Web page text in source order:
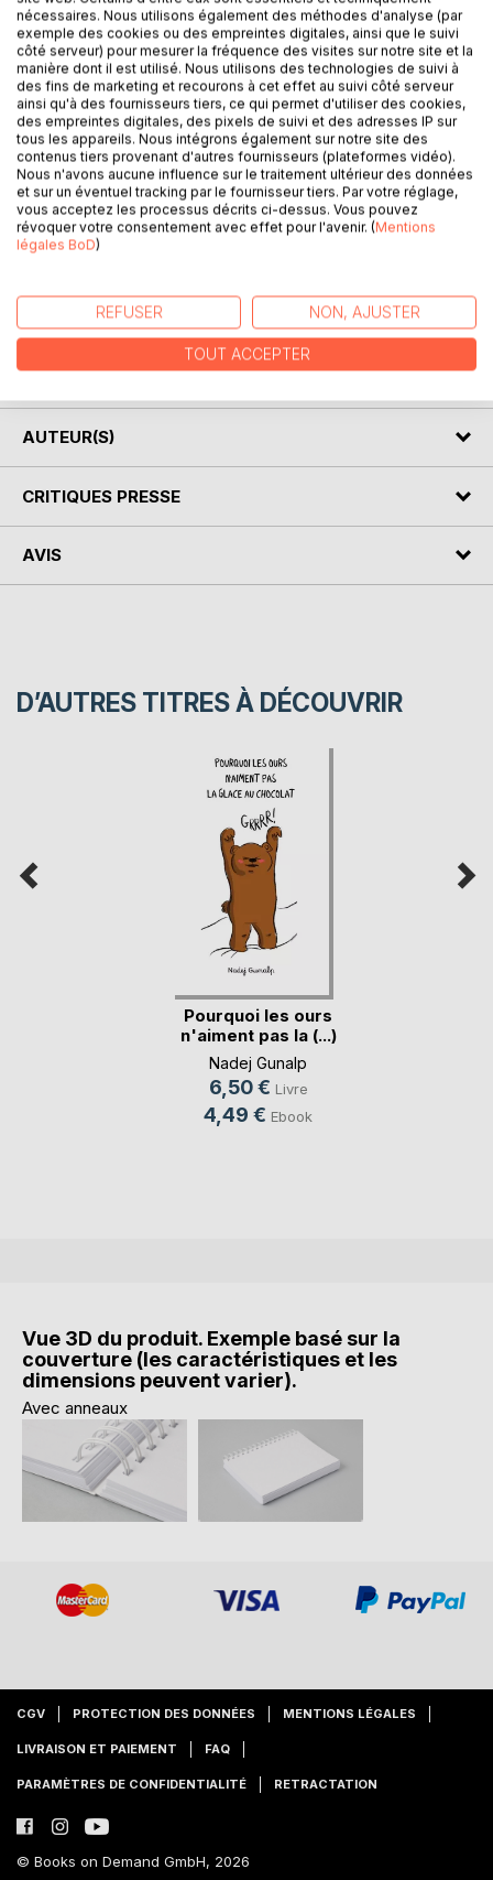
de permettre un suivi au long cours. Il convient à tous les
objectifs de santé (étude, amélioration, stabilisation).
En plus des fiches journalières à remplir, il contient des
pages de bilan mensuel, des espaces pour noter ses
recettes et moments préférés.
Chacun est différent, les causes et/ou conséquences des
déséquilibres du corps sont nombreuses : intolérance au
gluten, allergie au lactose, dérèglements de la thyroïde,
obésité, syndrome de l'intestin irritable, colopathie
fonctionnelle, diabète, surpoids, hypertension, cholestérol,
maladies auto-immunes...
alimentaire, sportif, et émotionnel au quotidien apporte un
réel bénéfice pour sa santé.
En bonus : 8 marques pages en couleurs
AUTEUR(S)
CRITIQUES PRESSE
AVIS
D’AUTRES TITRES À DÉCOUVRIR
Pourquoi les ours
n'aiment pas la (...)
Nadej Gunalp
6,50 € Livre
4,49 € Ebook
Vue 3D du produit. Exemple basé sur la
couverture (les caractéristiques et les
dimensions peuvent varier).
Avec anneaux
CGV PROTECTION DES DONNÉES MENTIONS LÉGALES
LIVRAISON ET PAIEMENT FAQ
PARAMÈTRES DE CONFIDENTIALITÉ RETRACTATION
© Books on Demand GmbH, 2026
nécessaires. Nous utilisons également des méthodes d'analyse (par
exemple des cookies ou des empreintes digitales, ainsi que le suivi
côté serveur) pour mesurer la fréquence des visites sur notre site et la
manière dont il est utilisé. Nous utilisons des technologies de suivi à
des fins de marketing et recourons à cet effet au suivi côté serveur
ainsi qu'à des fournisseurs tiers, ce qui permet d'utiliser des cookies,
des empreintes digitales, des pixels de suivi et des adresses IP sur
tous les appareils. Nous intégrons également sur notre site des
contenus tiers provenant d'autres fournisseurs (plateformes vidéo).
Nous n'avons aucune influence sur le traitement ultérieur des données
et sur un éventuel tracking par le fournisseur tiers. Par votre réglage,
vous acceptez les processus décrits ci-dessus. Vous pouvez
révoquer votre consentement avec effet pour l'avenir. (Mentions
légales BoD)
REFUSER NON, AJUSTER
TOUT ACCEPTER